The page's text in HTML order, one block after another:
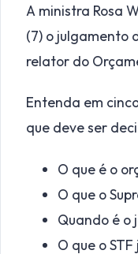
A ministra Rosa
(7) o julgamento
relator do
Entenda em
que deve ser
O que é o
O que o
Quando é o
O que o